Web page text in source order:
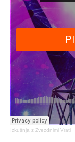
Izkušnja z Zvezdnimi Vrati ·